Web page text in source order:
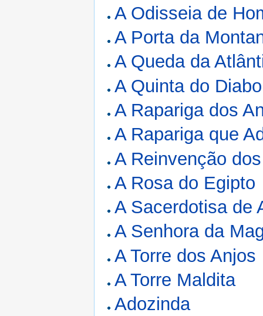
A Odisseia de
A Porta da
A Queda da
A Quinta do
A Rapariga dos
A Rapariga que
A Reinvenção
A Rosa do Egipto
A Sacerdotisa de
A Senhora da
A Torre dos Anjos
A Torre Maldita
Adozinda